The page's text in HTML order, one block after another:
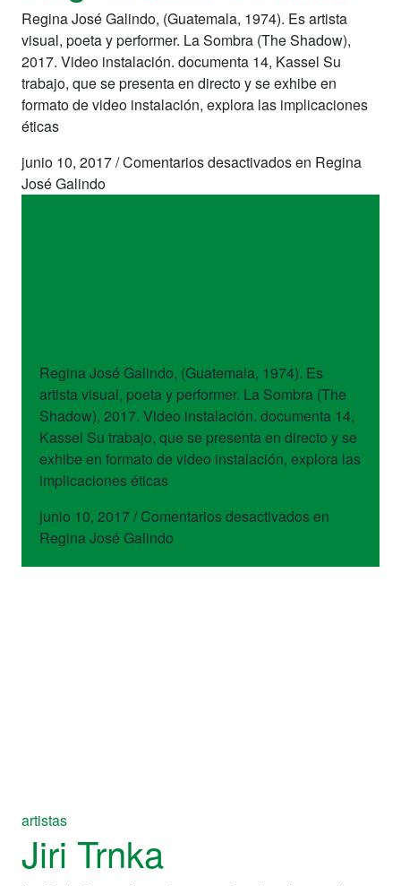
Regina José Galindo, (Guatemala, 1974). Es artista
visual, poeta y performer. La Sombra (The Shadow),
2017. Video instalación. documenta 14, Kassel Su
trabajo, que se presenta en directo y se exhibe en
formato de video instalación, explora las implicaciones
éticas
junio 10, 2017/Comentarios desactivadosen Regina
José Galindo
Regina José Galindo, (Guatemala, 1974). Es
artista visual, poeta y performer. La Sombra (The
Shadow), 2017. Video instalación. documenta 14,
Kassel Su trabajo, que se presenta en directo y se
exhibe en formato de video instalación, explora las
implicaciones éticas
junio 10, 2017/ Comentarios desactivadosen
Regina José Galindo
artistas
Jiri Trnka